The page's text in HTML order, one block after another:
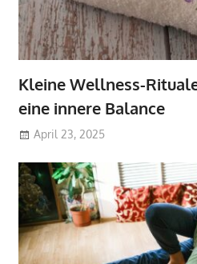
Kleine Wellness-
eine innere Balance
April 23, 2025